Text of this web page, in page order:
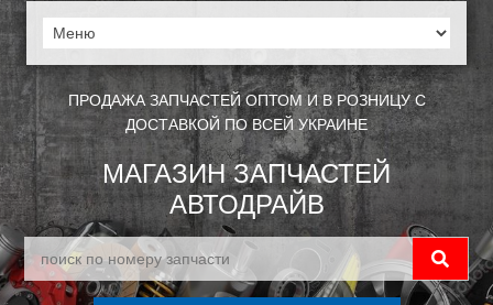
ПРОДАЖА ЗАПЧАСТЕЙ ОПТОМ И В РОЗНИЦУ С
ДОСТАВКОЙ ПО ВСЕЙ УКРАИНЕ
МАГАЗИН ЗАПЧАСТЕЙ
АВТОДРАЙВ